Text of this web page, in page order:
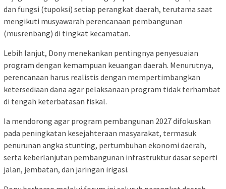
dan fungsi (tupoksi) setiap perangkat daerah, terutama saat
mengikuti musyawarah perencanaan pembangunan
(musrenbang) di tingkat kecamatan.
Lebih lanjut, Dony menekankan pentingnya penyesuaian
program dengan kemampuan keuangan daerah. Menurutnya,
perencanaan harus realistis dengan mempertimbangkan
ketersediaan dana agar pelaksanaan program tidak terhambat
di tengah keterbatasan fiskal.
Ia mendorong agar program pembangunan 2027 difokuskan
pada peningkatan kesejahteraan masyarakat, termasuk
penurunan angka stunting, pertumbuhan ekonomi daerah,
serta keberlanjutan pembangunan infrastruktur dasar seperti
jalan, jembatan, dan jaringan irigasi.